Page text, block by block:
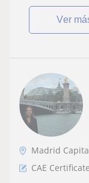
ver
Madrid
CAE